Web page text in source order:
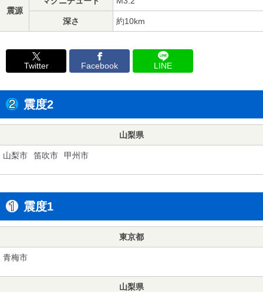
震源
深さ 約10km
Twitter Facebook LINE
震度2
山梨県
山梨市 笛吹市 甲州市
震度1
東京都
青梅市
山梨県